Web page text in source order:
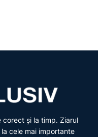
corect și la timp. Ziarul
cele mai importante